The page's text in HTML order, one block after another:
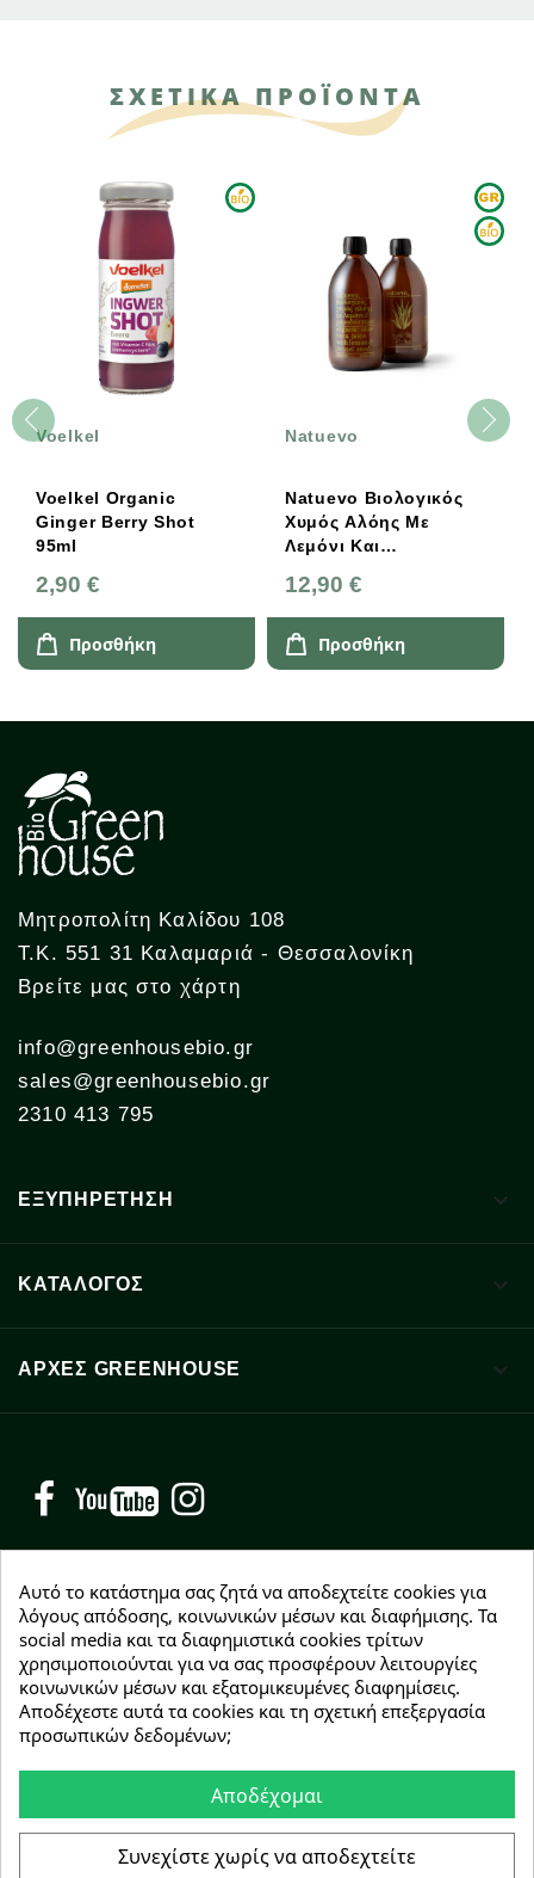
ΣΧΕΤΙΚΑ ΠΡΟΪΟΝΤΑ
Voelkel
Voelkel Organic
Ginger Berry Shot
95ml
2,90 €
Προσθήκη
Natuevo
Natuevo Βιολογικός
Χυμός Αλόης Με
Λεμόνι Και
12,90 €
Προσθήκη
Μητροπολίτη Καλίδου 108
Τ.Κ. 551 31 Καλαμαριά - Θεσσαλονίκη
Βρείτε μας στο χάρτη
info@greenhousebio.gr
sales@greenhousebio.gr
2310 413 795
ΕΞΥΠΗΡΕΤΗΣΗ 
ΚΑΤΑΛΟΓΟΣ 
ΑΡΧΈΣ GREENHOUSE 
Facebook YouTube
NEWSLETTER
Εγγραφείτε δωρεάν και θα είστε οι πρώτοι που θα
λάβετε τα νέα μας γύρω από προσφορές, εκπτώσεις
και νέα προϊόντα.
Συμφωνώ με τουςόρους χρήσης
Αυτό το κατάστημα σας ζητά να αποδεχτείτε cookies για
λόγους απόδοσης, κοινωνικών μέσων και διαφήμισης. Τα
social media και τα διαφημιστικά cookies τρίτων
χρησιμοποιούνται για να σας προσφέρουν λειτουργίες
κοινωνικών μέσων και εξατομικευμένες διαφημίσεις.
Αποδέχεστε αυτά τα cookies και τη σχετική επεξεργασία
προσωπικών δεδομένων;
Αποδέχομαι
Συνεχίστε χωρίς να αποδεχτείτε